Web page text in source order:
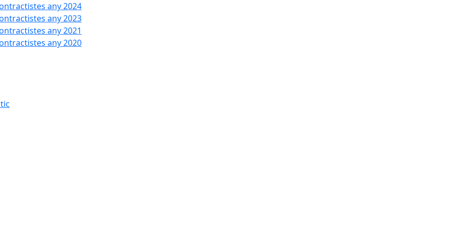
any 2024
any 2023
any 2021
any 2020